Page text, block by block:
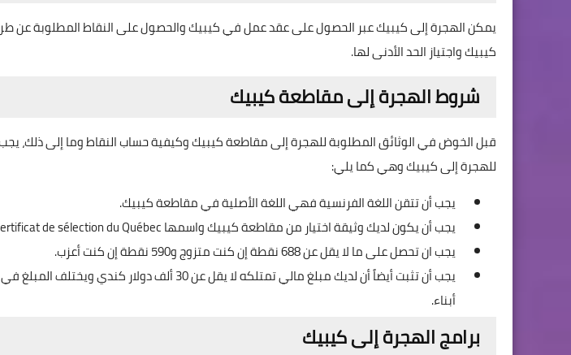
يمكن الهجرة إلى كيبيك عبر الحصول على عقد عمل في كيبيك والحصول على النقاط المطلوبة عن
كيبيك واجتياز الحد الأدنى لها.
شروط الهجرة إلى مقاطعة كيبيك
قبل الخوض في الوثائق المطلوبة للهجرة إلى مقاطعة كيبيك وكيفية حساب النقاط وما إلى ذلك،
للهجرة إلى كيبيك وهي كما يلي:
يجب أن تتقن اللغة الفرنسية فهي اللغة الأصلية في مقاطعة كيبيك.
يجب أن يكون لديك وثيقة اختيار من مقاطعة كيبيك واسمها Certificat de sélection du Québec.
يجب ان تحصل على ما لا يقل عن 688 نقطة إن كنت متزوج و590 نقطة إن كنت أعزب.
يجب أن تثبت أيضاً أن لديك مبلغ مالي تمتلكه لا يقل عن 30 ألف
أبناء.
برامج الهجرة إلى كيبيك